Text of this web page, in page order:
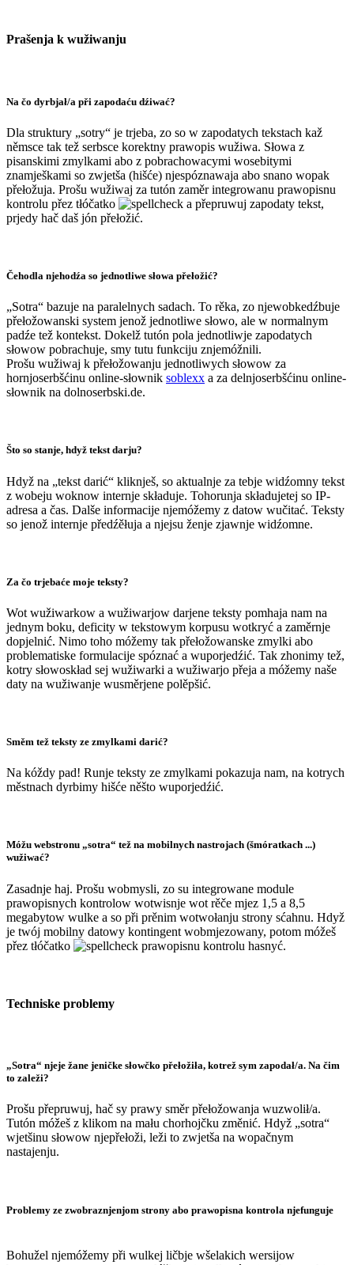
Prašenja k wužiwanju
Na čo dyrbjał/a při zapodaću dźiwać?
Dla struktury „sotry“ je trjeba, zo so w zapodatych tekstach kaž
němsce tak tež serbsce korektny prawopis wužiwa. Słowa z
pisanskimi zmylkami abo z pobrachowacymi wosebitymi
znamješkami so zwjetša (hišće) njespóznawaja abo snano wopak
přełožuja. Prošu wužiwaj za tutón zaměr integrowanu prawopisnu
kontrolu přez tłóčatko
a přepruwuj zapodaty tekst,
prjedy hač daš jón přełožić.
Čehodla njehodźa so jednotliwe słowa přełožić?
„Sotra“ bazuje na paralelnych sadach. To rěka, zo njewobkedźbuje
přełožowanski system jenož jednotliwe słowo, ale w normalnym
padźe tež kontekst. Dokelž tutón pola jednotliwje zapodatych
słowow pobrachuje, smy tutu funkciju znjemóžnili.
Prošu wužiwaj k přełožowanju jednotliwych słowow za
hornjoserbšćinu online-słownik soblexx a za delnjoserbšćinu online-
słownik na dolnoserbski.de.
Što so stanje, hdyž tekst darju?
Hdyž na „tekst darić“ kliknješ, so aktualnje za tebje widźomny tekst
z wobeju woknow internje składuje. Tohorunja składujetej so IP-
adresa a čas. Dalše informacije njemóžemy z datow wučitać. Teksty
so jenož internje předźěłuja a njejsu ženje zjawnje widźomne.
Za čo trjebaće moje teksty?
Wot wužiwarkow a wužiwarjow darjene teksty pomhaja nam na
jednym boku, deficity w tekstowym korpusu wotkryć a zaměrnje
dopjelnić. Nimo toho móžemy tak přełožowanske zmylki abo
problematiske formulacije spóznać a wuporjedźić. Tak zhonimy tež,
kotry słowoskład sej wužiwarki a wužiwarjo přeja a móžemy naše
daty na wužiwanje wusměrjene polěpšić.
Směm tež teksty ze zmylkami darić?
Na kóždy pad! Runje teksty ze zmylkami pokazuja nam, na kotrych
městnach dyrbimy hišće něšto wuporjedźić.
Móžu webstronu „sotra“ tež na mobilnych nastrojach (šmóratkach ...)
wužiwać?
Zasadnje haj. Prošu wobmysli, zo su integrowane module
prawopisnych kontrolow wotwisnje wot rěče mjez 1,5 a 8,5
megabytow wulke a so při prěnim wotwołanju strony sćahnu. Hdyž
je twój mobilny datowy kontingent wobmjezowany, potom móžeš
přez tłóčatko
prawopisnu kontrolu hasnyć.
Techniske problemy
„Sotra“ njeje žane jeničke słowčko přełožiła, kotrež sym zapodał/a. Na čim
to zaleži?
Prošu přepruwuj, hač sy prawy směr přełožowanja wuzwolił/a.
Tutón móžeš z klikom na mału chorhojčku změnić. Hdyž „sotra“
wjetšinu słowow njepřełoži, leži to zwjetša na wopačnym
nastajenju.
Problemy ze zwobraznjenjom strony abo prawopisna kontrola njefunguje
Bohužel njemóžemy při wulkej ličbje wšelakich wersijow